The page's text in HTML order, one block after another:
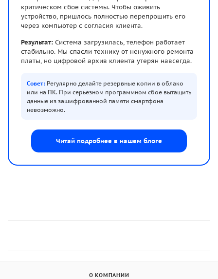
критическом сбое системы. Чтобы оживить
устройство, пришлось полностью перепрошить его
через компьютер с согласия клиента.
Результат: Система загрузилась, телефон работает
стабильно. Мы спасли технику от ненужного ремонта
платы, но цифровой архив клиента утерян навсегда.
Совет: Регулярно делайте резервные копии в облако
или на ПК. При серьезном программном сбое вытащить
данные из зашифрованной памяти смартфона
невозможно.
Читай подробнее в нашем блоге
О КОМПАНИИ